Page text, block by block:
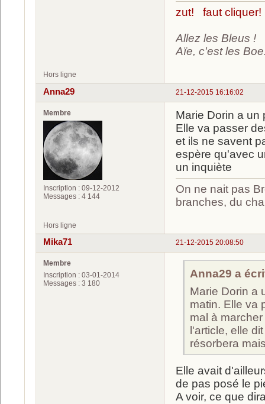
zut! faut cliquer!
Allez les Bleus !
Aïe, c'est les
Hors ligne
21-12-2015 16:16:02
Anna29
Membre
Inscription : 09-12-2012
Messages : 4 144
Marie Dorin a un
Elle va passer
et ils ne savent
espère qu'avec
un inquiète
On ne nait pas
branches, du
Hors ligne
21-12-2015 20:08:50
Mika71
Membre
Inscription : 03-01-2014
Messages : 3 180
Anna29 a
Marie Dorin a
matin. Elle va
mal à
l'article, elle
résorbera
Elle avait
de pas posé le
A voir, ce que